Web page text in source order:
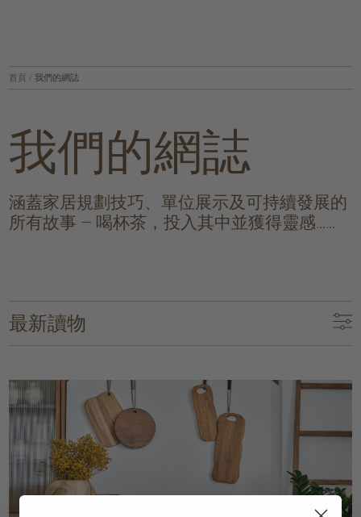
首頁 / 我們的網誌
我們的網誌
涵蓋家居規劃技巧、單位展示及可持續發展的
所有故事 — 喝杯茶，投入其中並獲得靈感……
最新讀物